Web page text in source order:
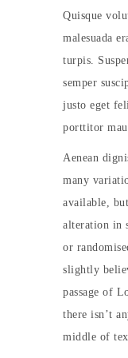
Quisque
malesuada
turpis.
semper
justo eget
porttitor
Aenean
many
available,
alteration in
or
slightly
passage of
there isn’t
middle of